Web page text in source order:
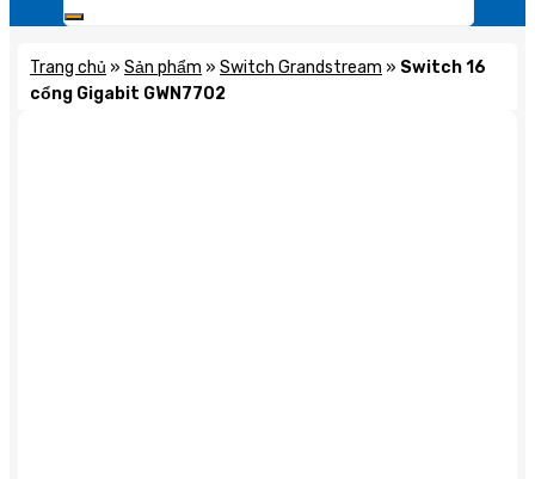
Trang chủ » Sản phẩm » Switch Grandstream » Switch 16
cổng Gigabit GWN7702